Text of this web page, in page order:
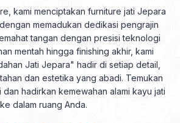
kami menciptakan furniture jati Jepara
memadukan dedikasi pengrajin
tangan dengan presisi teknologi
mentah hingga finishing akhir, kami
Jati Jepara" hadir di setiap detail,
dan estetika yang abadi. Temukan
hadirkan kemewahan alami kayu jati
ke dalam ruang Anda.